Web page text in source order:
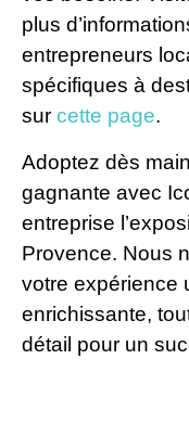
plus
entrepreneurs
spécifiques à
sur cette page.
Adoptez dès
gagnante avec
entreprise
Provence. Nous
votre expérience
enrichissante,
détail pour un